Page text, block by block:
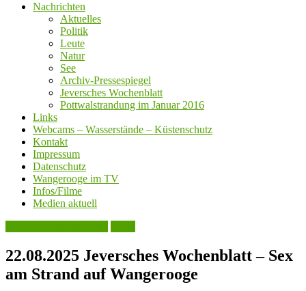
Nachrichten
Aktuelles
Politik
Leute
Natur
See
Archiv-Pressespiegel
Jeversches Wochenblatt
Pottwalstrandung im Januar 2016
Links
Webcams – Wasserstände – Küstenschutz
Kontakt
Impressum
Datenschutz
Wangerooge im TV
Infos/Filme
Medien aktuell
22.08.2025 Jeversches Wochenblatt – Sex
am Strand auf Wangerooge